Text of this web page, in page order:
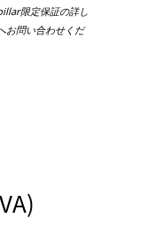
限定保証の詳し
お問い合わせくだ